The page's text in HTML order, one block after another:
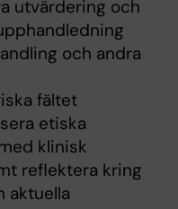
utvärdering och
och andra
fältet
etiska
klinisk
reflektera kring
aktuella